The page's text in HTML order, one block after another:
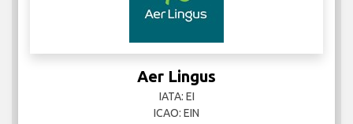
Aer Lingus
IATA: EI
ICAO: EIN